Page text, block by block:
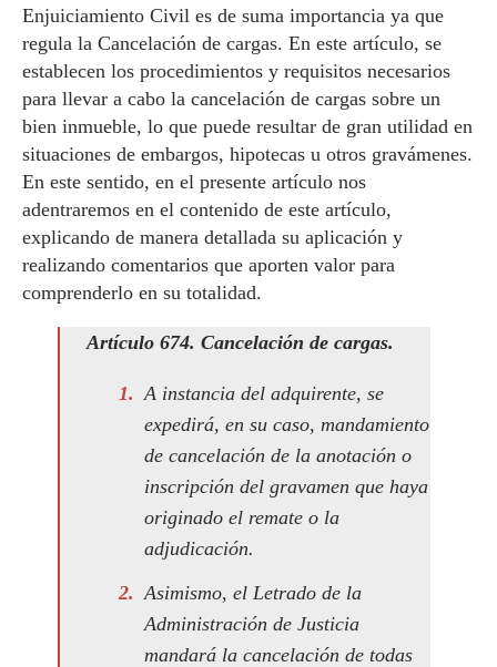
Enjuiciamiento Civil es de suma importancia ya que
regula la Cancelación de cargas. En este artículo, se
establecen los procedimientos y requisitos necesarios
para llevar a cabo la cancelación de cargas sobre un
bien inmueble, lo que puede resultar de gran utilidad en
situaciones de embargos, hipotecas u otros gravámenes.
En este sentido, en el presente artículo nos
adentraremos en el contenido de este artículo,
explicando de manera detallada su aplicación y
realizando comentarios que aporten valor para
comprenderlo en su totalidad.
Artículo 674. Cancelación de cargas.
A instancia del adquirente, se
expedirá, en su caso, mandamiento
de cancelación de la anotación o
inscripción del gravamen que haya
originado el remate o la
adjudicación.
Asimismo, el Letrado de la
Administración de Justicia
mandará la cancelación de todas